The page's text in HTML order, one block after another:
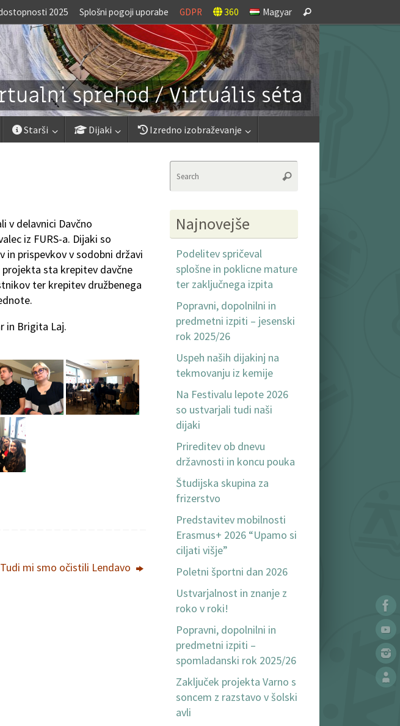
2025 Splošni pogoji uporabe GDPR 360 Magyar
for:
Search
Starši Dijaki Izredno izobraževanje
v delavnici Davčno
iz FURS-a. Dijaki so
in prispevkov v sodobni državi
sta krepitev davčne
ter krepitev družbenega
in Brigita Laj.
Tudi mi smo očistili Lendavo
Search
Najnovejše
Podelitev spričeval
splošne in poklicne mature
ter zaključnega izpita
Popravni, dopolnilni in
predmetni izpiti – jesenski
rok 2025/26
Uspeh naših dijakinj na
tekmovanju iz kemije
Na Festivalu lepote 2026
so ustvarjali tudi naši
dijaki
Prireditev ob dnevu
državnosti in koncu pouka
Študijska skupina za
frizerstvo
Predstavitev mobilnosti
Erasmus+ 2026 “Upamo si
ciljati višje”
Poletni športni dan 2026
Ustvarjalnost in znanje z
roko v roki!
Popravni, dopolnilni in
predmetni izpiti –
spomladanski rok 2025/26
Zaključek projekta Varno s
soncem z razstavo v šolski
avli